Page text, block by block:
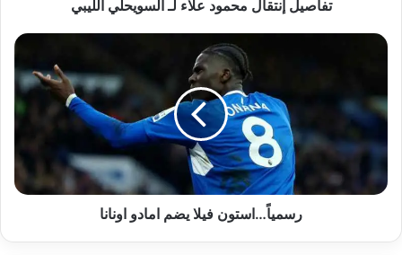
تفاصيل إنتقال محمود علاء لـ السويحلي الليبي
رسمياً…
يضم
امادو
رسمياً…استون فيلا يضم امادو اونانا